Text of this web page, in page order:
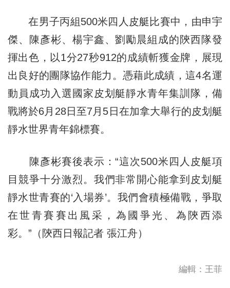
在男子丙組500米四人皮艇比賽中，由申宇
傑、陳彥彬、楊宇鑫、劉勵晨組成的陝西隊發
揮出色，以1分27秒912的成績斬獲金牌，展現
出良好的團隊協作能力。憑藉此成績，這4名運
動員成功入選國家皮划艇靜水青年集訓隊，備
戰將於6月28日至7月5日在加拿大舉行的皮划艇
靜水世界青年錦標賽。
陳彥彬賽後表示：“這次500米四人皮艇項
目競爭十分激烈。我們非常開心能拿到皮划艇
靜水世青賽的‘入場券’。我們會積極備戰，爭取
在世青賽賽出風采，為國爭光、為陝西添
彩。”（陝西日報記者 張江舟）
編輯：王菲